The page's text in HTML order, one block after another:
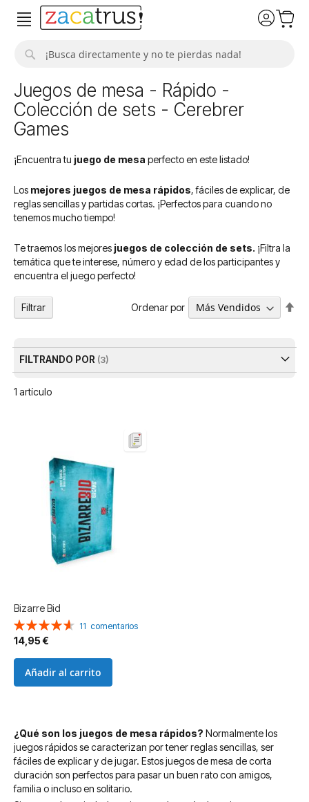
Juegos de mesa - Rápido -
Colección de sets - Cerebrer
Games
¡Encuentra tu juego de mesa perfecto en este listado!
Los mejores juegos de mesa rápidos, fáciles de explicar, de
reglas sencillas y partidas cortas. ¡Perfectos para cuando no
tenemos mucho tiempo!
Te traemos los mejores juegos de colección de sets. ¡Filtra la
temática que te interese, número y edad de los participantes y
encuentra el juego perfecto!
1 artículo
Ordenar por
Bizarre Bid
Valoración:
93%
11 comentarios
14,95 €
Añadir al carrito
¿Qué son los juegos de mesa rápidos? Normalmente los
juegos rápidos se caracterizan por tener reglas sencillas, ser
fáciles de explicar y de jugar. Estos juegos de mesa de corta
duración son perfectos para pasar un buen rato con amigos,
familia o incluso en solitario.
Filtrar
FILTRANDO POR